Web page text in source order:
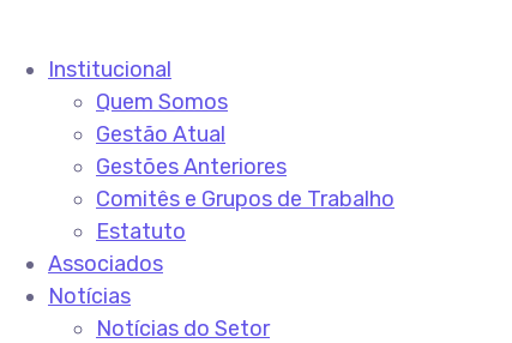
Institucional
Quem Somos
Gestão Atual
Gestões Anteriores
Comitês e Grupos de Trabalho
Estatuto
Associados
Notícias
Notícias do Setor